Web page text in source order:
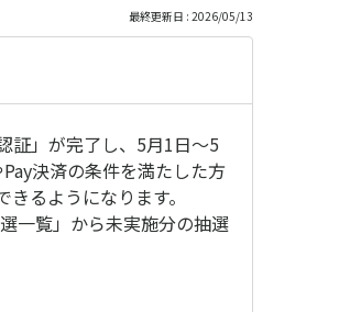
最終更新日 : 2026/05/13
証」が完了し、5月1日～5
決済の条件を満たした方
るようになります。
一覧」から未実施分の抽選